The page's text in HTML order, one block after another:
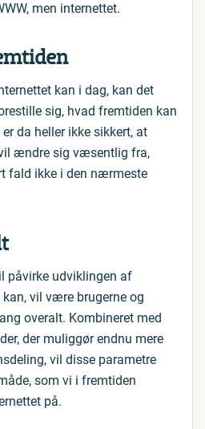
men internettet.
kan i dag, kan det
sig, hvad fremtiden kan
da heller ikke sikkert, at
ændre sig væsentlig fra,
fald ikke i den nærmeste
påvirke udviklingen af
vil være brugerne og
overalt. Kombineret med
der muliggør endnu mere
vil disse parametre
som vi i fremtiden
på.